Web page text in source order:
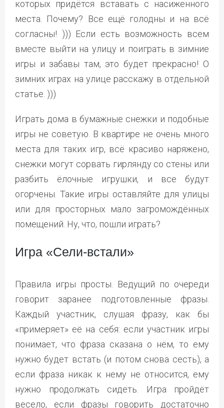
которых придётся вставать с насиженного
места. Почему? Все ещё голодны и на всё
согласны! ))) Если есть возможность всем
вместе выйти на улицу и поиграть в зимние
игры и забавы там, это будет прекрасно! О
зимних играх на улице расскажу в отдельной
статье. )))
Играть дома в бумажные снежки и подобные
игры не советую. В квартире не очень много
места для таких игр, всё красиво наряжено,
снежки могут сорвать гирлянду со стены или
разбить ёлочные игрушки, и все будут
огорчены. Такие игры оставляйте для улицы
или для просторных мало загромождённых
помещений. Ну, что, пошли играть?
Игра «Сели-встали»
Правила игры просты. Ведущий по очереди
говорит заранее подготовленные фразы.
Каждый участник, слушая фразу, как бы
«примеряет» её на себя: если участник игры
понимает, что фраза сказана о нём, то ему
нужно будет встать (и потом снова сесть), а
если фраза никак к нему не относится, ему
нужно продолжать сидеть. Игра пройдёт
весело, если фразы говорить достаточно